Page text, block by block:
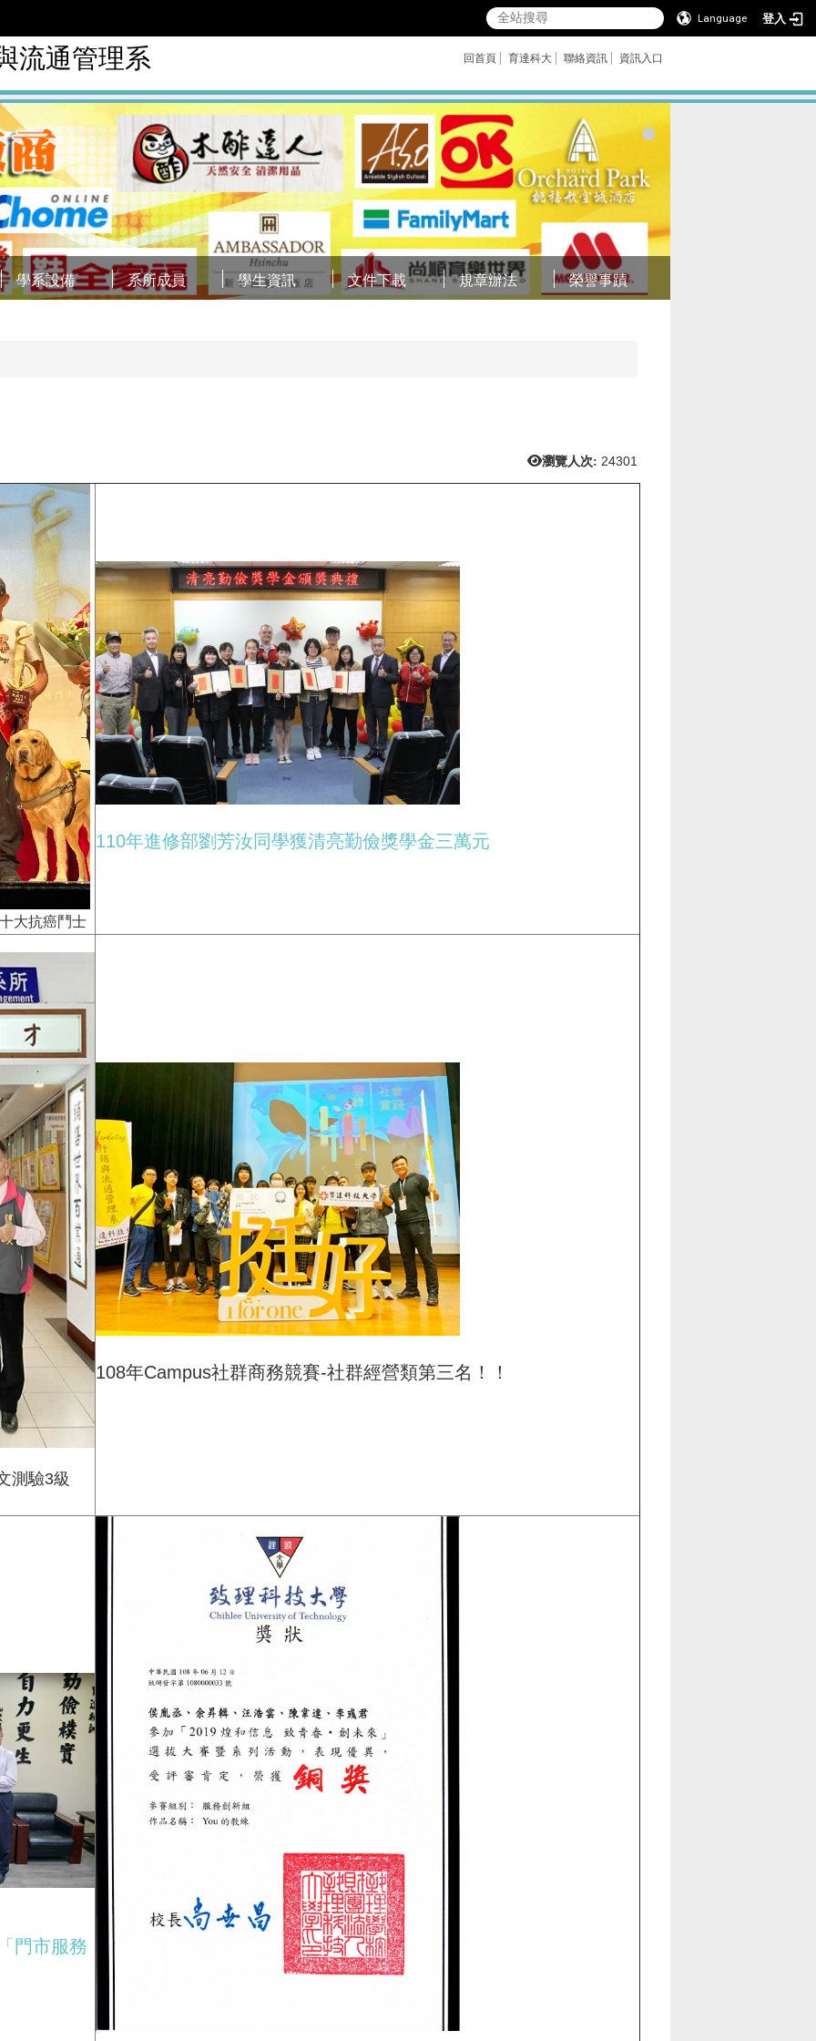
Language 登入
流通管理系 回首頁 育達科大 聯絡資訊 資訊入口
學系設備 系所成員 學生資訊 文件下載 規章辦法 榮譽事蹟
瀏覽人次: 24301
大抗癌鬥士
110年進修部劉芳汝同學獲清亮勤儉獎學金三萬元
測驗3級
108年Campus社群商務競賽-社群經營類第三名！！
門市服務